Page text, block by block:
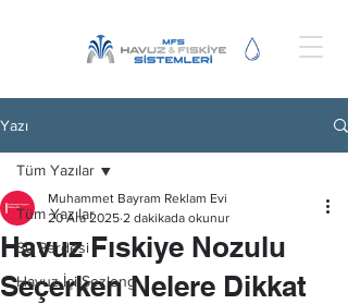
Yazı
Tüm Yazılar
Su Perdesi
Havuz İçi Şezlong
Tüm Yazılar
Havuz Fıskiye Nozulu
Seçerken Nelere Dikkat
Muhammet Bayram Reklam Evi
20 Ara 2025 2 dakikada okunur